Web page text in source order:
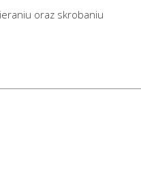
oraz skrobaniu